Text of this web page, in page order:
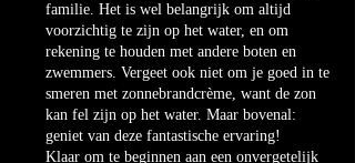
familie. Het is wel belangrijk om altijd
voorzichtig te zijn op het water, en om
rekening te houden met andere boten en
zwemmers. Vergeet ook niet om je goed in te
smeren met zonnebrandcrème, want de zon
kan fel zijn op het water. Maar bovenal:
geniet van deze fantastische ervaring!
Klaar om te beginnen aan een onvergetelijk